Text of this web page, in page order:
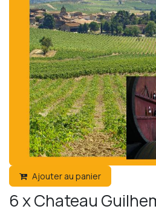
Ajouter au panier
6 x Chateau